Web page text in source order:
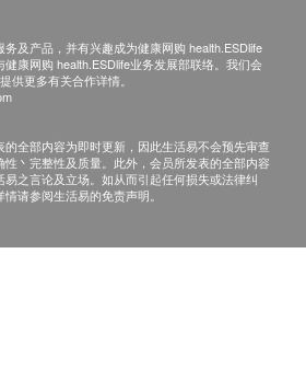
双向同步强化人体机能，全面维
囊技术，使成份不被胃酸破坏及
释放，令双皇牌成分更易吸收、
纯度的NMN，可以确保长期食
认证
及产品，并有兴趣成为健康网购 health.ESDlife
康网购 health.ESDlife业务发展部联络。我们会
供更多有关合作详情。
全部内容为即时更新，因此生活易不会预先审查
丶完整性及质量。此外，会员所发表的全部内容
之言论及立场。如从而引起任何损失或法律纠
请参阅生活易的免责声明。